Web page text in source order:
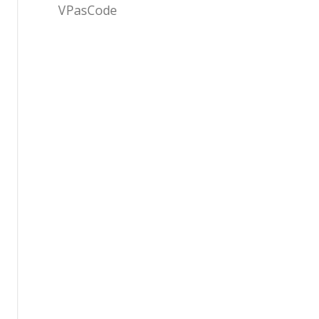
VPasCode